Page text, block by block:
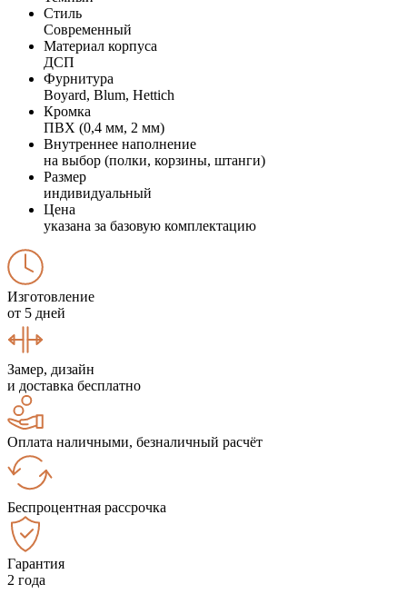
Стиль
Современный
Материал корпуса
ДСП
Фурнитура
Boyard, Blum, Hettich
Кромка
ПВХ (0,4 мм, 2 мм)
Внутреннее наполнение
на выбор (полки, корзины, штанги)
Размер
индивидуальный
Цена
указана за базовую комплектацию
Изготовление
от 5 дней
Замер, дизайн
и доставка бесплатно
Оплата наличными, безналичный расчёт
Беспроцентная рассрочка
Гарантия
2 года